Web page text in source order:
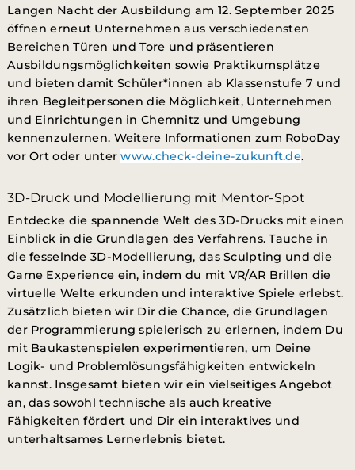
Langen Nacht der Ausbildung am 12. September 2025
öffnen erneut Unternehmen aus verschiedensten
Bereichen Türen und Tore und präsentieren
Ausbildungsmöglichkeiten sowie Praktikumsplätze
und bieten damit Schüler*innen ab Klassenstufe 7 und
ihren Begleitpersonen die Möglichkeit, Unternehmen
und Einrichtungen in Chemnitz und Umgebung
kennenzulernen. Weitere Informationen zum RoboDay
vor Ort oder unterwww.check-deine-zukunft.de.
3D-Druck und Modellierung mit Mentor-Spot
Entdecke die spannende Welt des 3D-Drucks mit einen
Einblick in die Grundlagen des Verfahrens. Tauche in
die fesselnde 3D-Modellierung, das Sculpting und die
Game Experience ein, indem du mit VR/AR Brillen die
virtuelle Welte erkunden und interaktive Spiele erlebst.
Zusätzlich bieten wir Dir die Chance, die Grundlagen
der Programmierung spielerisch zu erlernen, indem Du
mit Baukastenspielen experimentieren, um Deine
Logik- und Problemlösungsfähigkeiten entwickeln
kannst. Insgesamt bieten wir ein vielseitiges Angebot
an, das sowohl technische als auch kreative
Fähigkeiten fördert und Dir ein interaktives und
unterhaltsames Lernerlebnis bietet.